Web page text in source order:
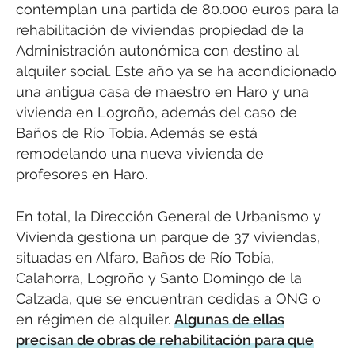
contemplan una partida de 80.000 euros para la
rehabilitación de viviendas propiedad de la
Administración autonómica con destino al
alquiler social. Este año ya se ha acondicionado
una antigua casa de maestro en Haro y una
vivienda en Logroño, además del caso de
Baños de Río Tobía. Además se está
remodelando una nueva vivienda de
profesores en Haro.
En total, la Dirección General de Urbanismo y
Vivienda gestiona un parque de 37 viviendas,
situadas en Alfaro, Baños de Río Tobía,
Calahorra, Logroño y Santo Domingo de la
Calzada, que se encuentran cedidas a ONG o
en régimen de alquiler. Algunas de ellas
precisan de obras de rehabilitación para que